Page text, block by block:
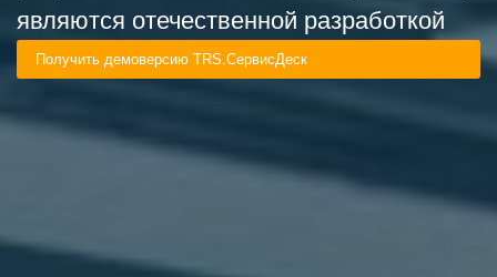
ОБРАТНАЯ СВЯЗЬ
являются отечественной разработкой
Получить демоверсию TRS.СервисДеск